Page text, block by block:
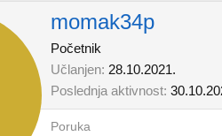
momak34p
Početnik
Učlanjen 28.10.2021.
Poslednja aktivnost
Poruka